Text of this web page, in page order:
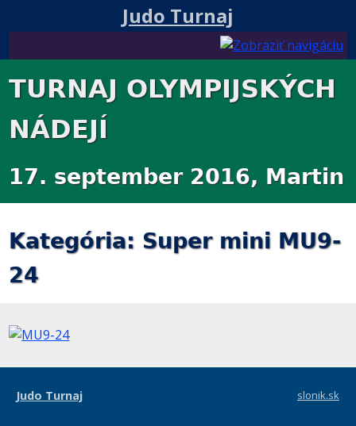
Judo Turnaj
TURNAJ OLYMPIJSKÝCH
NÁDEJÍ
17. september 2016, Martin
Kategória: Super mini MU9-
24
Judo Turnaj slonik.sk